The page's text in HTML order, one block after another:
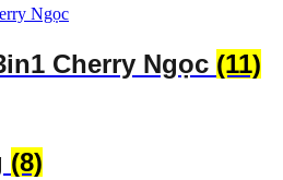
Cherry Ngọc (11)
(8)